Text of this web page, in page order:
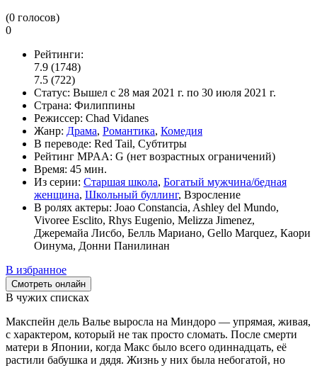
(0 голосов)
0
Рейтинги:
7.9 (1748)
7.5 (722)
Статус: Вышел с 28 мая 2021 г. по 30 июля 2021 г.
Страна: Филиппины
Режиссер: Chad Vidanes
Жанр: Драма, Романтика, Комедия
В переводе: Red Tail, Субтитры
Рейтинг MPAA: G (нет возрастных ограничений)
Время: 45 мин.
Из серии: Старшая школа, Богатый мужчина/бедная
женщина, Школьный буллинг, Взросление
В ролях актеры: Joao Constancia, Ashley del Mundo,
Vivoree Esclito, Rhys Eugenio, Melizza Jimenez,
Джеремайа Лисбо, Белль Мариано, Gello Marquez, Каори
Оинума, Донни Панилинан
В избранное
Смотреть онлайн
В чужих списках
Макспейн дель Валье выросла на Миндоро — упрямая, живая,
с характером, который не так просто сломать. После смерти
матери в Японии, когда Макс было всего одиннадцать, её
растили бабушка и дядя. Жизнь у них была небогатой, но